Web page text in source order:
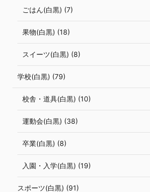
ごはん(白黒) (7)
果物(白黒) (18)
スイーツ(白黒) (8)
学校(白黒) (79)
校舎・道具(白黒) (10)
運動会(白黒) (38)
卒業(白黒) (8)
入園・入学(白黒) (19)
スポーツ(白黒) (91)